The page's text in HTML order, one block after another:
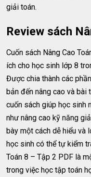
giải toán.
Review sách
Cuốn sách Nâng Cao
ích cho học sinh lớp 8
Được chia thành các
bản đến nâng cao và
cuốn sách giúp học sinh
như nâng cao kỹ năng
bày một cách dễ hiểu và
học sinh có thể tự kiểm
Toán 8 – Tập 2 PDF là
trong việc học tập toán